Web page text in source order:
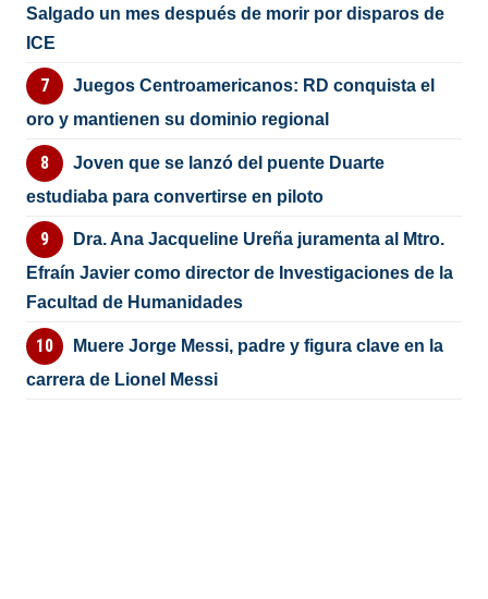
Salgado un mes después de morir por disparos de
ICE
Juegos Centroamericanos: RD conquista el
oro y mantienen su dominio regional
Joven que se lanzó del puente Duarte
estudiaba para convertirse en piloto
Dra. Ana Jacqueline Ureña juramenta al Mtro.
Efraín Javier como director de Investigaciones de la
Facultad de Humanidades
Muere Jorge Messi, padre y figura clave en la
carrera de Lionel Messi